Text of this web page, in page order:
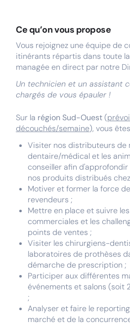
Ce qu’on vous propose
Vous rejoignez une équipe de
itinérants répartis dans toute
managée en direct par notre
Un technicien et un assistant
chargés de vous épauler !
Sur la région Sud-Ouest(
découchés/semaine), vous
Visiter nos distributeurs de
dentaire/médical et les
conseiller afin
nos produits distribués
Motiver et former la force
revendeurs ;
Mettre en place et suivre
commerciales et les
points de ventes ;
Visiter les chirurgiens-
laboratoires de prothèses
démarche de prescription ;
Participer aux différentes
événements et salons (soit
;
Analyser et faire le
marché et de la